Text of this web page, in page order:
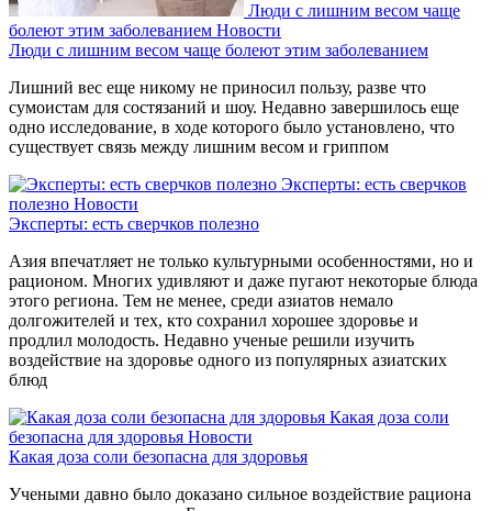
Люди с лишним весом чаще
болеют этим заболеванием Новости
Люди с лишним весом чаще болеют этим заболеванием
Лишний вес еще никому не приносил пользу, разве что
сумоистам для состязаний и шоу. Недавно завершилось еще
одно исследование, в ходе которого было установлено, что
существует связь между лишним весом и гриппом
Эксперты: есть сверчков
полезно Новости
Эксперты: есть сверчков полезно
Азия впечатляет не только культурными особенностями, но и
рационом. Многих удивляют и даже пугают некоторые блюда
этого региона. Тем не менее, среди азиатов немало
долгожителей и тех, кто сохранил хорошее здоровье и
продлил молодость. Недавно ученые решили изучить
воздействие на здоровье одного из популярных азиатских
блюд
Какая доза соли
безопасна для здоровья Новости
Какая доза соли безопасна для здоровья
Учеными давно было доказано сильное воздействие рациона